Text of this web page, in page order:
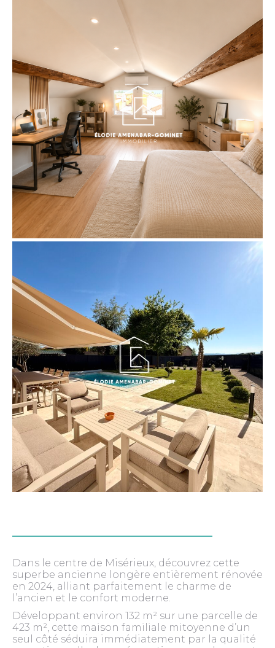
Dans le centre de Misérieux, découvrez cette
superbe ancienne longère entièrement rénovée
en 2024, alliant parfaitement le charme de
l’ancien et le confort moderne.
Développant environ 132 m² sur une parcelle de
423 m², cette maison familiale mitoyenne d’un
seul côté séduira immédiatement par la qualité